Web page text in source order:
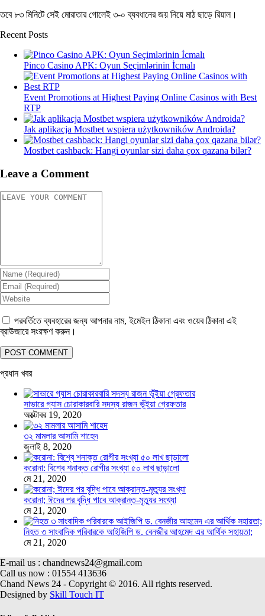
তবে ৮৩ মিনিটে সেই মোরাতার গোলেই ৩-০ ব্যবধানের জয় নিয়ে মাঠ ছাড়ে রিয়াল।
Recent Posts
Pinco Casino APK: Oyun Seçimlərinin İcmalı
Event Promotions at Highest Paying Online Casinos with Best
RTP
Jak aplikacja Mostbet wspiera użytkowników Androida?
Mostbet cashback: Hangi oyunlar sizi daha çox qazana bilər?
Leave a Comment
পরবর্তিতে ব্যবহারের জন্য আপনার নাম, ইমেইল ঠিকানা এবং ওয়েব ঠিকানা এই
ব্রাউজারে সংরক্ষণ করুন।
প্রধান খবর
সাভারে গ্যাস চোরাকারবারি সদস্য রাজন ভূঁইয়া গ্রেফতার
অক্টোবর 19, 2020
৩২ মামলার আসামি শাহেদ
জুলাই 8, 2020
করোনা: বিশ্বে শনাক্ত রোগীর সংখ্যা ৫০ লাখ ছাড়ালো
মে 21, 2020
করোনা; ঈদের পর বৃদ্ধি পাবে আক্রান্ত-মৃত্যুর সংখ্যা
মে 21, 2020
নিহত ৩ সাংবাদিক পরিবারকে আইজিপি ড. বেনজীর আহমেদ এর আর্থিক সহায়তা;
মে 21, 2020
E-mail us : chandnews24@gmail.com
Call us now : 01554 413636
Chand News 24 - Copyright © 2016. All rights reserved.
Designed by Skill Touch IT